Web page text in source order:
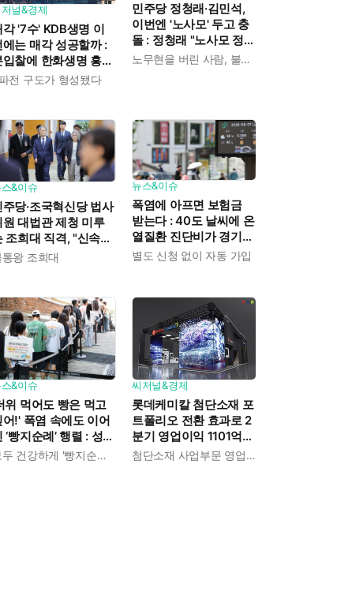
널&경제
각 '7수' KDB생명 이
에는 매각 성공할까 :
입찰에 한화생명 흥국
명 한국금융지주 최종
전 구도가 형성됐다
민주당 정청래·김민석,
이번엔 '노사모' 두고 충
돌 : 정청래 "노사모 정신
으로 승리" vs 김민석 측노무현을 버린 사람, 불편하겠지
&이슈
주당·조국혁신당 법사
원 대법관 제청 미루
조희대 직격, "신속한
판 약속도 저버려"
통왕 조희대
뉴스&이슈
폭염에 아프면 보험금
받는다 : 40도 날씨에 온
열질환 진단비가 경기도
민에게 주어진다
별도 신청 없이 자동 가입
&이슈
위 먹어도 빵은 먹고
어!' 폭염 속에도 이어
‘빵지순례’ 행렬 : 성심
이 대기 손님 위해 준모두 건강하게 '빵지순례' 마치시길.
씨저널&경제
롯데케미칼 첨단소재 포
트폴리오 전환 효과로 2
분기 영업이익 1101억
흑자전환 : 대산·여수 사첨단소재 사업부문 영업이익 1325억 원